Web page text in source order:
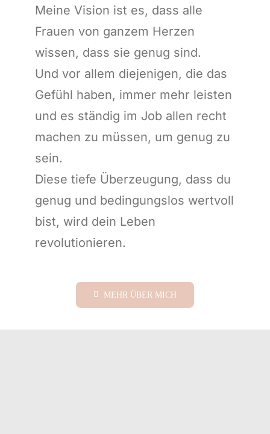
Meine Vision ist es, dass alle
Frauen von ganzem Herzen
wissen, dass sie genug sind.
Und vor allem diejenigen, die das
Gefühl haben, immer mehr leisten
und es ständig im Job allen recht
machen zu müssen, um genug zu
sein.
Diese tiefe Überzeugung, dass du
genug und bedingungslos wertvoll
bist, wird dein Leben
revolutionieren.
MEHR ÜBER MICH